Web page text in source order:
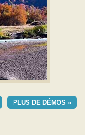
effet
PLUS DE DÉMOS »